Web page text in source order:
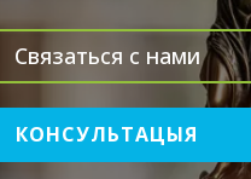
Связаться с нами
КОНСУЛЬТАЦЫЯ